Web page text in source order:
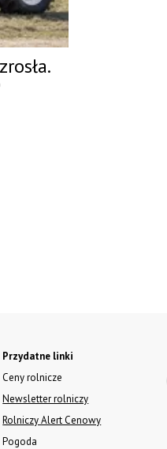
Przydatne linki
Ceny rolnicze
Newsletter rolniczy
Rolniczy Alert Cenowy
Pogoda